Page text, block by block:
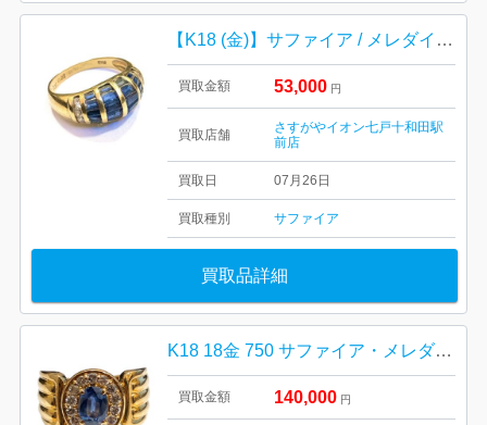
【K18 (金)】サファイア / メレダイヤ / リング
買取金額 53,000 円
買取店舗
さすがやイオン七戸十和田駅
前店
買取日 07月26日
買取種別 サファイア
買取品詳細
K18 18金 750 サファイア・メレダイヤモンド リング 札幌市 東区 元町
買取金額 140,000 円